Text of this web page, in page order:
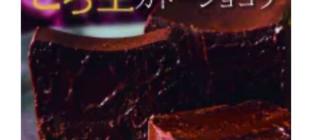
プライバシーポリシー
特定商取引法に基づく表記